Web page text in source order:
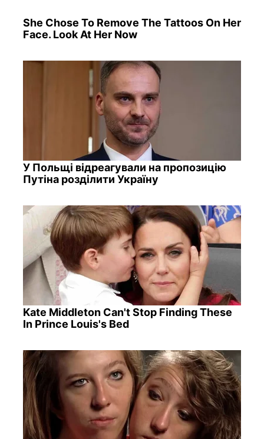
She Chose To Remove The Tattoos On Her
Face. Look At Her Now
У Польщі відреагували на пропозицію
Путіна розділити Україну
Kate Middleton Can't Stop Finding These
In Prince Louis's Bed